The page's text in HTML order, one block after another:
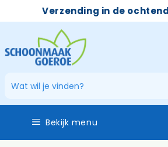
Verzending in de ochtend
Bekijk menu